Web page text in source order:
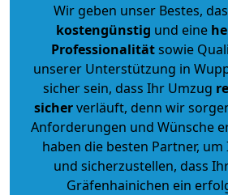
Wir geben unser Bestes,
kostengünstig und eine
Professionalitätsowie
unserer Unterstützung in
sicher sein, dass Ihr Umzug
sicherverläuft, denn wir
Anforderungen und Wünsche
haben die besten Partner,
und sicherzustellen, dass
Gräfenhainichen ein